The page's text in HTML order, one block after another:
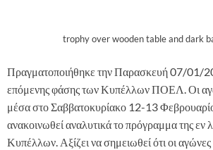
trophy over wooden table and dark
Πραγματοποιήθηκε την Παρασκευή 07/01/
επόμενης φάσης των Κυπέλλων ΠΟΕΛ. Οι
μέσα στο Σαββατοκυρίακο 12-13
ανακοινωθεί αναλυτικά το πρόγραμμα της
Κυπέλλων. Αξίζει να σημειωθεί ότι οι αγώνες